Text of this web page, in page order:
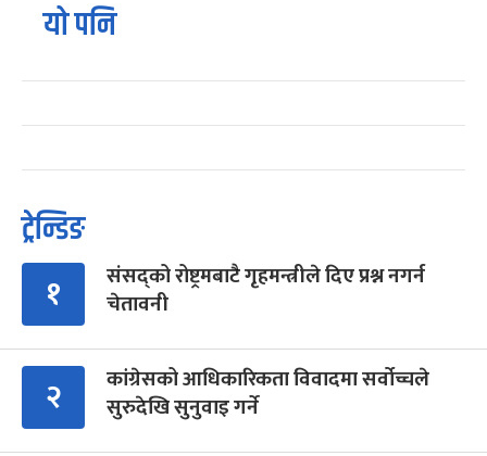
यो पनि
ट्रेन्डिङ
१
संसद्को रोष्ट्रमबाटै गृहमन्त्रीले दिए प्रश्न नगर्न
चेतावनी
२
कांग्रेसको आधिकारिकता विवादमा सर्वोच्चले
सुरुदेखि सुनुवाइ गर्ने